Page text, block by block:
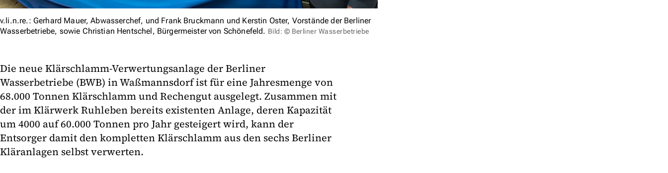
v.li.n.re.: Gerhard Mauer, Abwasserchef, und Frank Bruckmann und Kerstin Oster, Vorstände der Berliner
Wasserbetriebe, sowie Christian Hentschel, Bürgermeister von Schönefeld. Bild: © Berliner Wasserbetriebe
Die neue Klärschlamm-Verwertungsanlage der Berliner
Wasserbetriebe (BWB) in Waßmannsdorf ist für eine Jahresmenge von
68.000 Tonnen Klärschlamm und Rechengut ausgelegt. Zusammen mit
der im Klärwerk Ruhleben bereits existenten Anlage, deren Kapazität
um 4000 auf 60.000 Tonnen pro Jahr gesteigert wird, kann der
Entsorger damit den kompletten Klärschlamm aus den sechs Berliner
Kläranlagen selbst verwerten.